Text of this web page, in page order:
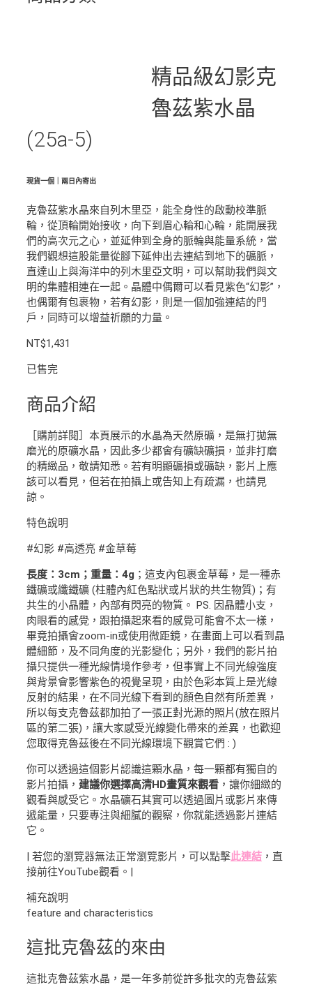
精品級幻影克
魯茲紫水晶
(25a-5)
現貨一個｜兩日內寄出
克魯茲紫水晶來自列木里亞，能全身性的啟動校準脈
輪，從頂輪開始接收，向下到眉心輪和心輪，能開展我
們的高次元之心，並延伸到全身的脈輪與能量系統，當
我們觀想這股能量從腳下延伸出去連結到地下的礦脈，
直達山上與海洋中的列木里亞文明，可以幫助我們與文
明的集體相連在一起。晶體中偶爾可以看見紫色“幻影”，
也偶爾有包裹物，若有幻影，則是一個加強連結的門
戶，同時可以增益祈願的力量。
NT$1,431
已售完
商品介紹
［購前詳閱］本頁展示的水晶為天然原礦，是無打拋無
磨光的原礦水晶，因此多少都會有礦缺礦損，並非打磨
的精緻品，敬請知悉。若有明顯礦損或礦缺，影片上應
該可以看見，但若在拍攝上或告知上有疏漏，也請見
諒。
特色說明
#幻影 #高透亮 #金草莓
長度：3cm；重量：4g ；這支內包裹金草莓，是一種赤
鐵礦或纖鐵礦 (柱體內紅色點狀或片狀的共生物質)；有
共生的小晶體，內部有閃亮的物質。 PS. 因晶體小支，
肉眼看的感覺，跟拍攝起來看的感覺可能會不太一樣，
畢竟拍攝會zoom-in或使用微距鏡，在畫面上可以看到晶
體細節，及不同角度的光影變化；另外，我們的影片拍
攝只提供一種光線情境作參考，但事實上不同光線強度
與背景會影響紫色的視覺呈現，由於色彩本質上是光線
反射的結果，在不同光線下看到的顏色自然有所差異，
所以每支克魯茲都加拍了一張正對光源的照片(放在照片
區的第二張)，讓大家感受光線變化帶來的差異，也歡迎
您取得克魯茲後在不同光線環境下觀賞它們 : )
你可以透過這個影片認識這顆水晶，每一顆都有獨自的
影片拍攝， 建議你選擇高清HD畫質來觀看 ，讓你細緻的
觀看與感受它。水晶礦石其實可以透過圖片或影片來傳
遞能量，只要專注與細膩的觀察，你就能透過影片連結
它。
| 若您的瀏覽器無法正常瀏覽影片，可以點擊此連結 ，直
接前往YouTube觀看。|
補充說明
feature and characteristics
這批克魯茲的來由
這批克魯茲紫水晶，是一年多前從許多批次的克魯茲紫